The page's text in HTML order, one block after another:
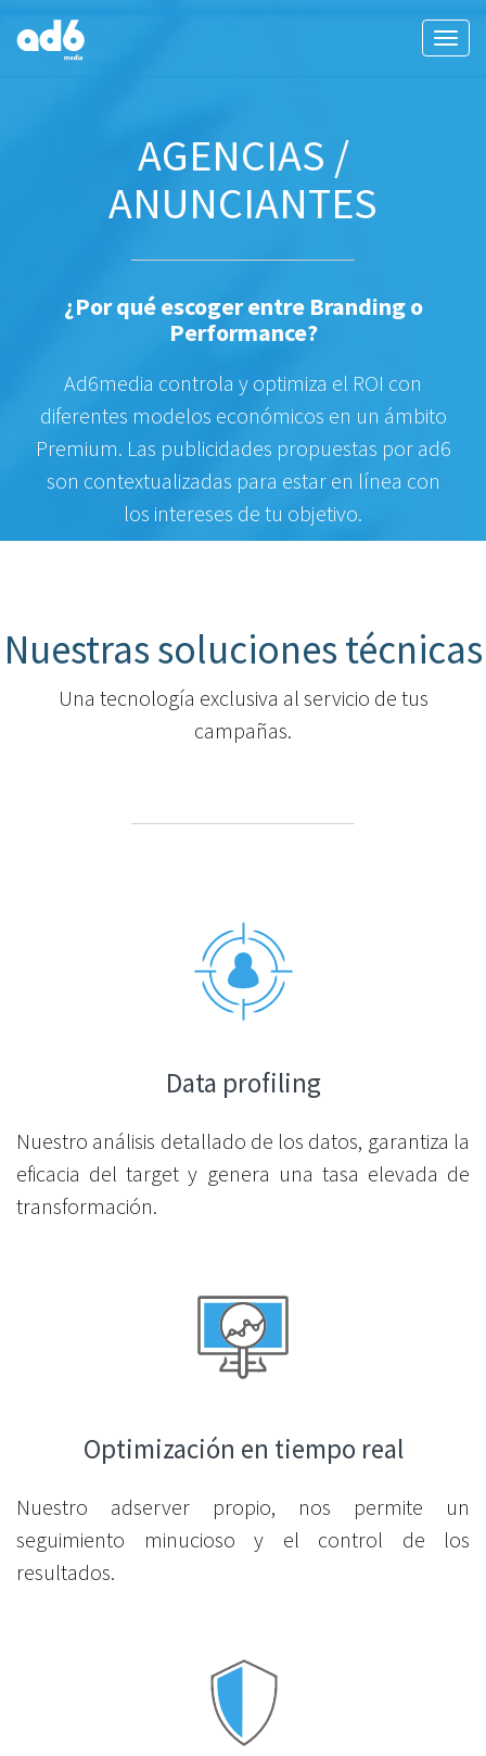
AGENCIAS /
ANUNCIANTES
¿Por qué escoger entre Branding o
Performance?
Ad6media controla y optimiza el ROI con
diferentes modelos económicos en un ámbito
Premium. Las publicidades propuestas por ad6
son contextualizadas para estar en línea con
los intereses de tu objetivo.
Nuestras soluciones técnicas
Una tecnología exclusiva al servicio de tus
campañas.
Data profiling
Nuestro análisis detallado de los datos, garantiza la
eficacia del target y genera una tasa elevada de
transformación.
Optimización en tiempo real
Nuestro adserver propio, nos permite un
seguimiento minucioso y el control de los
resultados.